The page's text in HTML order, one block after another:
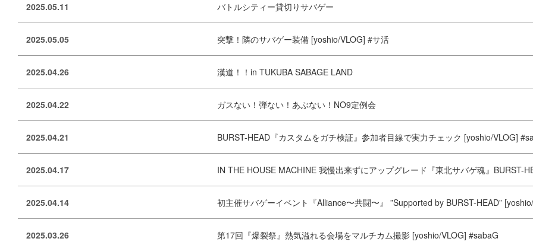
2025.05.11 バトルシティー貸切りサバゲー
2025.05.05 突撃！隣のサバゲー装備 [yoshio/VLOG] #サ活
2025.04.26 漢道！！in TUKUBA SABAGE LAND
2025.04.22 ガスない！弾ない！あぶない！NO9定例会
2025.04.21 BURST-HEAD『カスタムをガチ検証』参加者目線で実力チェック [yoshio/VLOG]
2025.04.17 IN THE HOUSE MACHINE 我慢出来ずにアップグレード『東北サバゲ魂』BURST-
2025.04.14 初主催サバゲーイベント『Alliance〜共闘〜』 ”Supported by BURST-HEAD”
2025.03.26 第17回『爆裂祭』熱気溢れる会場をマルチカム撮影 [yoshio/VLOG] #sabaG